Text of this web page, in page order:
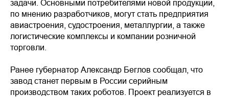
задачи. Основными потребителями новой продукции,
по мнению разработчиков, могут стать предприятия
авиастроения, судостроения, металлургии, а также
логистические комплексы и компании розничной
торговли.
Ранее губернатор Александр Беглов сообщал, что
завод станет первым в России серийным
производством таких роботов. Проект реализуется в